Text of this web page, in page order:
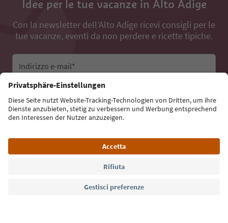
Idee per le tue vacanze in Alto Adige
Con la newsletter dell’Alto Adige ricevi consigli per le
tue vacanze, eventi da non perdere e ricette tipiche.
Indirizzo e-mail*
Iscriviti alla newsletter